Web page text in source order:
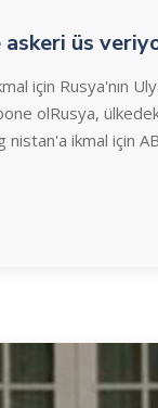
üs
için Rusya'nın
olRusya,
nistan'a ikmal için